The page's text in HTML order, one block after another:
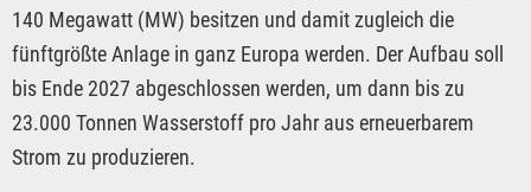
140 Megawatt (MW) besitzen und damit zugleich die
fünftgrößte Anlage in ganz Europa werden. Der Aufbau soll
bis Ende 2027 abgeschlossen werden, um dann bis zu
23.000 Tonnen Wasserstoff pro Jahr aus erneuerbarem
Strom zu produzieren.